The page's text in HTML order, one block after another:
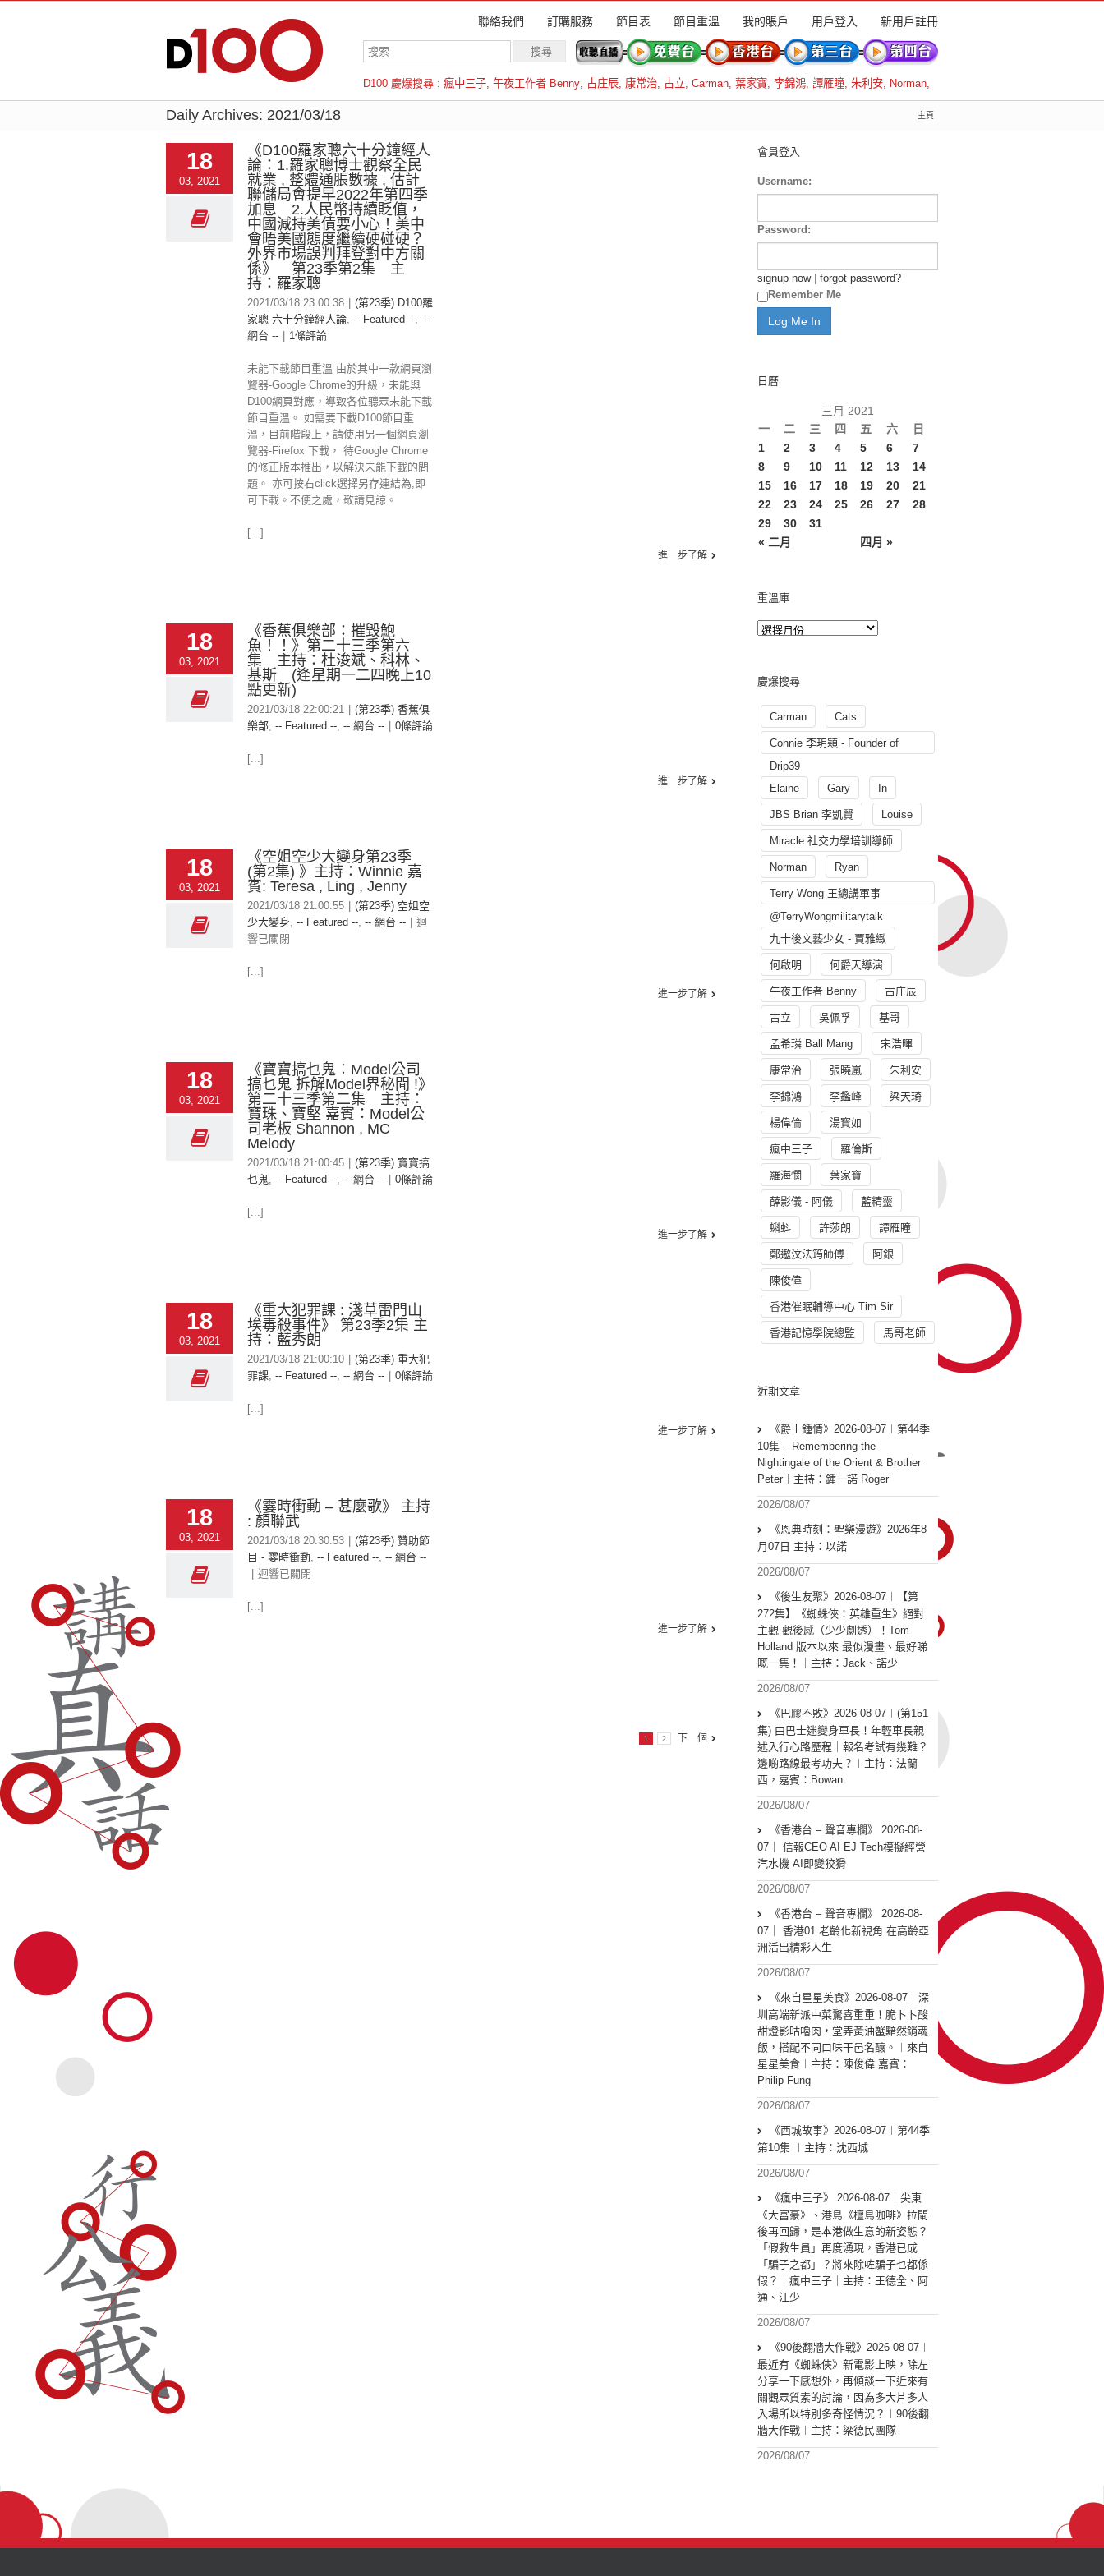
聯絡我們 訂購服務 節目表 節目重溫 我的賬戶 用戶登入 新用戶註冊
D100 慶爆搜尋 : 瘋中三子, 午夜工作者 Benny, 古庄辰, 康常治, 古立, Carman, 葉家寶, 李錦鴻, 譚雁瞳, 朱利安, Norman,
羅倫斯
Daily Archives: 2021/03/18 主頁
18
03, 2021
《D100羅家聰六十分鐘經人
論：1.羅家聰博士觀察全民
就業 , 整體通脹數據 , 估計
聯儲局會提早2022年第四季
加息 2.人民幣持續貶值，
中國減持美債要小心！美中
會晤美國態度繼續硬碰硬？
外界市場誤判拜登對中方關
係》 第23季第2集 主
持：羅家聰
2021/03/18 23:00:38
(第23季) D100羅
家聰 六十分鐘經人論, -- Featured --, --
網台 --
1條評論
未能下載節目重溫 由於其中一款網頁瀏
覽器-Google Chrome的升級，未能與
D100網頁對應，導致各位聽眾未能下載
節目重溫。 如需要下載D100節目重
溫，目前階段上，請使用另一個網頁瀏
覽器-Firefox 下載， 待Google Chrome
的修正版本推出，以解決未能下載的問
題。 亦可按右click選擇另存連結為,即
可下載。不便之處，敬請見諒。
[...]
進一步了解
18
03, 2021
《香蕉俱樂部：摧毀鮑
魚！！》第二十三季第六
集 主持：杜浚斌、科林、
基斯 (逢星期一二四晚上10
點更新)
2021/03/18 22:00:21
(第23季) 香蕉俱
樂部, -- Featured --, -- 網台 -- 0條評論
[...]
進一步了解
18
03, 2021
《空姐空少大變身第23季
(第2集) 》主持：Winnie 嘉
賓: Teresa , Ling , Jenny
2021/03/18 21:00:55
(第23季) 空姐空
少大變身, -- Featured --, -- 網台 --
迴
響已關閉
[...]
進一步了解
18
03, 2021
《寶寶搞乜鬼︰Model公司
搞乜鬼 拆解Model界秘聞 !》
第二十三季第二集 主持：
寶珠、寶堅 嘉賓：Model公
司老板 Shannon , MC
Melody
2021/03/18 21:00:45
(第23季) 寶寶搞
乜鬼, -- Featured --, -- 網台 -- 0條評論
[...]
進一步了解
18
03, 2021
《重大犯罪課 : 淺草雷門山
埃毒殺事件》 第23季2集 主
持：藍秀朗
2021/03/18 21:00:10
(第23季) 重大犯
罪課, -- Featured --, -- 網台 -- 0條評論
[...]
進一步了解
18
03, 2021
《霎時衝動 – 甚麼歌》 主持
: 顏聯武
2021/03/18 20:30:53
(第23季) 贊助節
目 - 霎時衝動, -- Featured --, -- 網台 --
迴響已關閉
[...]
進一步了解
1 2 下一個
會員登入
Username:
Password:
signup now| forgot password?
Remember Me
日曆
三月 2021
一
二 三 四 五 六 日
« 二月 四月 »
1 2 3 4 5 6
7
8
9 10 11 12 13
14
15
16 17 18 19 20
21
22
23 24 25 26 27
28
29
30 31
重溫庫
慶爆搜尋
Carman Cats
Connie 李玥穎 - Founder of
Drip39
Elaine
Gary In
JBS Brian 李凱賢 Louise
Miracle 社交力學培訓導師
Norman Ryan
Terry Wong 王總講軍事
@TerryWongmilitarytalk
九十後文藝少女 - 賈雅緻
何啟明 何爵天導演
午夜工作者 Benny 古庄辰
古立 吳佩孚 基哥
孟希璘 Ball Mang 宋浩暉
康常治 張曉嵐 朱利安
李錦鴻 李鑑峰 梁天琦
楊偉倫 湯寳如
瘋中三子 羅倫斯
羅海憫 葉家寶
薛影儀 - 阿儀 藍精靈
蝌蚪 許莎朗 譚雁瞳
鄭遨汶法筠師傅 阿銀
陳俊偉
香港催眠輔導中心 Tim Sir
香港記憶學院總監 馬哥老師
近期文章
《爵士鍾情》2026-08-07︱第44季
10集 – Remembering the
Nightingale of the Orient & Brother
Peter︱主持：鍾一諾 Roger
2026/08/07
《恩典時刻：聖樂漫遊》2026年8
月07日 主持：以諾
2026/08/07
《後生友聚》2026-08-07︱【第
272集】《蜘蛛俠：英雄重生》絕對
主觀 觀後感（少少劇透）！Tom
Holland 版本以來 最似漫畫、最好睇
嘅一集！｜主持：Jack、諾少
2026/08/07
《巴膠不敗》2026-08-07︱(第151
集) 由巴士迷變身車長！年輕車長親
述入行心路歷程｜報名考試有幾難？
邊啲路線最考功夫？︱主持：法蘭
西，嘉賓︰Bowan
2026/08/07
《香港台 – 聲音專欄》 2026-08-
07｜ 信報CEO AI EJ Tech模擬經營
汽水機 AI即變狡猾
2026/08/07
《香港台 – 聲音專欄》 2026-08-
07｜ 香港01 老齡化新視角 在高齡亞
洲活出精彩人生
2026/08/07
《來自星星美食》2026-08-07︱深
圳高端新派中菜驚喜重重！脆卜卜酸
甜燈影咕嚕肉，堂弄黃油蟹黯然銷魂
飯，搭配不同口味干邑名釀。︱來自
星星美食︱主持：陳俊偉 嘉賓：
Philip Fung
2026/08/07
《西城故事》2026-08-07︱第44季
第10集 ︱主持：沈西城
2026/08/07
《瘋中三子》 2026-08-07｜尖東
《大富豪》、港島《檀島咖啡》拉閘
後再回歸，是本港做生意的新姿態？
「假救生員」再度湧現，香港已成
「騙子之都」？將來除咗騙子乜都係
假？｜瘋中三子｜主持：王德全、阿
通、江少
2026/08/07
《90後翻牆大作戰》2026-08-07︱
最近有《蜘蛛俠》新電影上映，除左
分享一下感想外，再傾談一下近來有
關觀眾質素的討論，因為多大片多人
入場所以特別多奇怪情況？︱90後翻
牆大作戰︱主持：梁德民團隊
2026/08/07